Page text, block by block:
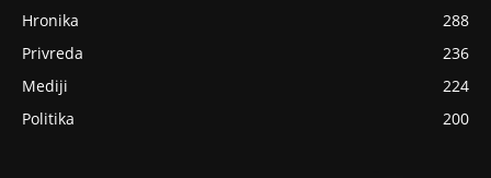
Hronika
288
Privreda
236
Mediji
224
Politika
200